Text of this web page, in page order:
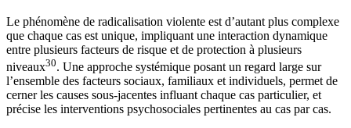
Le phénomène de radicalisation violente est d’autant plus complexe
que chaque cas est unique, impliquant une interaction dynamique
entre plusieurs facteurs de risque et de protection à plusieurs
niveaux30. Une approche systémique posant un regard large sur
l’ensemble des facteurs sociaux, familiaux et individuels, permet de
cerner les causes sous-jacentes influant chaque cas particulier, et
précise les interventions psychosociales pertinentes au cas par cas.